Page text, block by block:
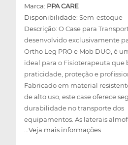
Marca: PPA CARE
Disponibilidade: Sem-estoque
Descrição: O Case para
desenvolvido exclusivamente
Ortho Leg PRO e Mob DUO, é
ideal para o Fisioterapeuta que
praticidade, proteção e
Fabricado em material
de alto uso, este case oferece
durabilidade no transporte dos
equipamentos. As laterais
oferecem proteção extra,
...Veja mais informações